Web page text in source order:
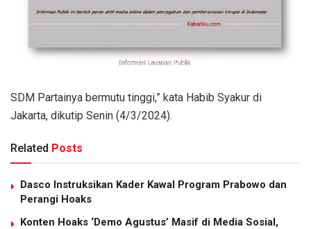
SDM Partainya bermutu tinggi,” kata Habib Syakur di
Jakarta, dikutip Senin (4/3/2024).
Related Posts
Dasco Instruksikan Kader Kawal Program Prabowo dan
Perangi Hoaks
Konten Hoaks ‘Demo Agustus’ Masif di Media Sosial,